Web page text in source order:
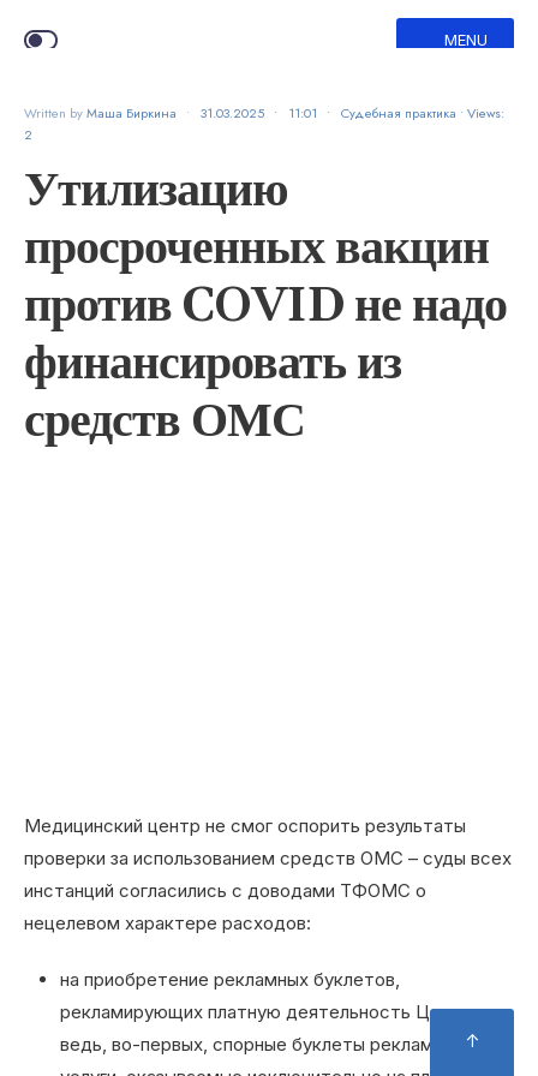
MENU
Written byМаша Биркина • 31.03.2025 • 11:01 • Судебная практика • Views:
2
Утилизацию
просроченных вакцин
против COVID не надо
финансировать из
средств ОМС
Медицинский центр не смог оспорить результаты
проверки за использованием средств ОМС – суды всех
инстанций согласились с доводами ТФОМС о
нецелевом характере расходов:
на приобретение рекламных буклетов,
рекламирующих платную деятельность Центра, –
ведь, во-первых, спорные буклеты рекламируют